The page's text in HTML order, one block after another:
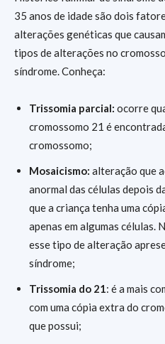
35 anos de idade são dois
alterações genéticas que
tipos de alterações no
síndrome. Conheça:
Trissomia parcial: ocorre
cromossomo 21 é
cromossomo;
Mosaicismo: alteração que
anormal das células depois
que a criança tenha uma
apenas em algumas células.
esse tipo de alteração
síndrome;
Trissomia do 21: é a mais
com uma cópia extra do
que possui;